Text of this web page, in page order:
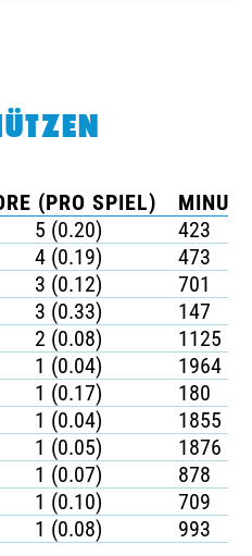
(PRO SPIEL)
5 (0.20)
423
4 (0.19)
473
3 (0.12)
701
3 (0.33)
147
2 (0.08)
1125
1 (0.04)
1964
1 (0.17)
180
1 (0.04)
1855
1 (0.05)
1876
1 (0.07)
878
1 (0.10)
709
1 (0.08) 993